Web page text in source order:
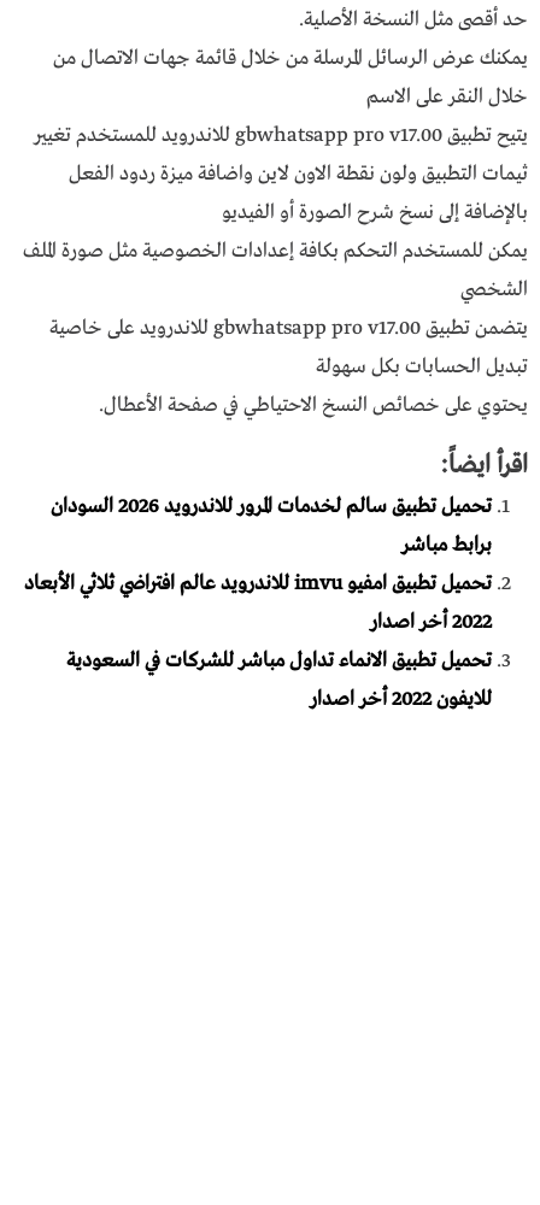
حد أقصى مثل النسخة الأصلية.
يمكنك عرض الرسائل المرسلة من خلال قائمة جهات الاتصال من
خلال النقر على الاسم
يتيح تطبيق gbwhatsapp pro v17.00 للاندرويد للمستخدم تغيير
ثيمات التطبيق ولون نقطة الاون لاين واضافة ميزة ردود الفعل
بالإضافة إلى نسخ شرح الصورة أو الفيديو
يمكن للمستخدم التحكم بكافة إعدادات الخصوصية مثل صورة الملف
الشخصي
يتضمن تطبيق gbwhatsapp pro v17.00 للاندرويد على خاصية
تبديل الحسابات بكل سهولة
يحتوي على خصائص النسخ الاحتياطي في صفحة الأعطال.
اقرأ ايضاً:
تحميل تطبيق سالم لخدمات المرور للاندرويد 2026 السودان
برابط مباشر
تحميل تطبيق امفيو imvu للاندرويد عالم افتراضي ثلاثي الأبعاد
2022 أخر اصدار
تحميل تطبيق الانماء تداول مباشر للشركات في السعودية
للايفون 2022 أخر اصدار